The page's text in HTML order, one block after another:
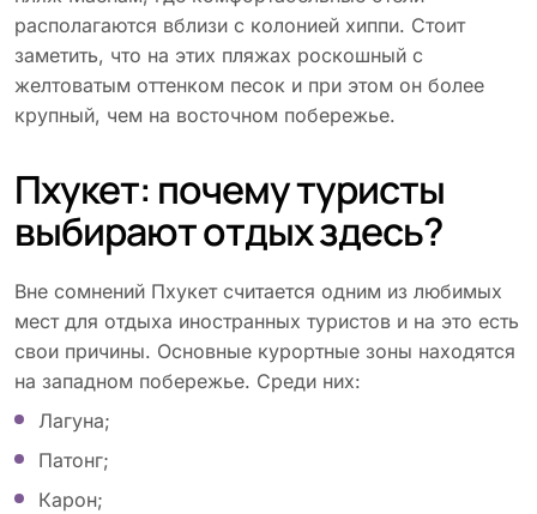
располагаются вблизи с колонией хиппи. Стоит
заметить, что на этих пляжах роскошный с
желтоватым оттенком песок и при этом он более
крупный, чем на восточном побережье.
Пхукет: почему туристы
выбирают отдых здесь?
Вне сомнений Пхукет считается одним из любимых
мест для отдыха иностранных туристов и на это есть
свои причины. Основные курортные зоны находятся
на западном побережье. Среди них:
Лагуна;
Патонг;
Карон;